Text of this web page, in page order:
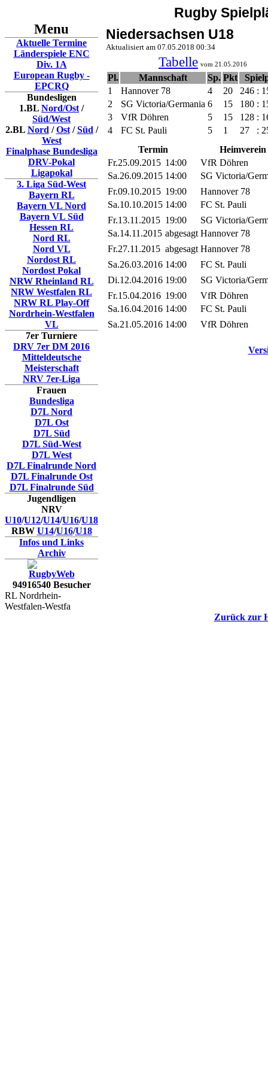
Rugby
Menu
Aktuelle Termine
Länderspiele ENC
Div. 1A
European Rugby -
EPCRQ
Bundesligen
1.BL Nord/Ost /
Süd/West
2.BL Nord /Ost/Süd /
West
Finalphase Bundesliga
DRV-Pokal
Ligapokal
3. Liga Süd-West
Bayern RL
Bayern VL Nord
Bayern VL Süd
Hessen RL
Nord RL
Nord VL
Nordost RL
Nordost Pokal
NRW Rheinland RL
NRW Westfalen RL
NRW RL Play-Off
Nordrhein-Westfalen
VL
7er Turniere
DRV 7er DM 2016
Mitteldeutsche
Meisterschaft
NRV 7er-Liga
Frauen
Bundesliga
D7L Nord
D7L Ost
D7L Süd
D7L Süd-West
D7L West
D7L Finalrunde Nord
D7L Finalrunde Ost
D7L Finalrunde Süd
Jugendligen
NRV
U10/U12/U14/U16/U18
RBW U14/U16/U18
Infos und Links
Archiv
94916540 Besucher
RL Nordrhein-
Westfalen-Westfa
Niedersachsen U18
Aktualisiert am 07.05.2018 00:34
Tabelle vom 21.05.2016
Pl. Mannschaft Sp. Pkt
1
Hannover 78 4 20 246 :
2
SG Victoria/Germania 6 15 180 :
3
VfR Döhren 5 15 128 :
4
FC St. Pauli 5 1 27 :
Termin
Heimverein
Fr.25.09.2015 14:00
VfR Döhren
Sa.26.09.2015 14:00
SG Victoria/
Fr.09.10.2015 19:00
Hannover 78
Sa.10.10.2015 14:00
FC St. Pauli
Fr.13.11.2015 19:00
SG Victoria/
Sa.14.11.2015 abgesagt Hannover 78
Fr.27.11.2015 abgesagt Hannover 78
Sa.26.03.2016 14:00
FC St. Pauli
Di.12.04.2016 19:00
SG Victoria/
Fr.15.04.2016 19:00
VfR Döhren
Sa.16.04.2016 14:00
FC St. Pauli
Sa.21.05.2016 14:00 VfR Döhren
Zurück zur